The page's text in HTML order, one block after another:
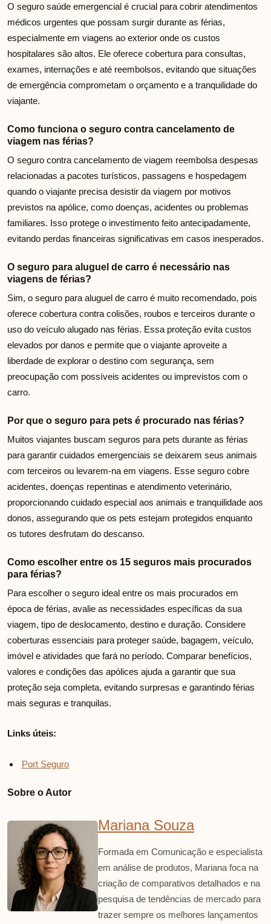
O seguro saúde emergencial é crucial para cobrir atendimentos
médicos urgentes que possam surgir durante as férias,
especialmente em viagens ao exterior onde os custos
hospitalares são altos. Ele oferece cobertura para consultas,
exames, internações e até reembolsos, evitando que situações
de emergência comprometam o orçamento e a tranquilidade do
viajante.
Como funciona o seguro contra cancelamento de
viagem nas férias?
O seguro contra cancelamento de viagem reembolsa despesas
relacionadas a pacotes turísticos, passagens e hospedagem
quando o viajante precisa desistir da viagem por motivos
previstos na apólice, como doenças, acidentes ou problemas
familiares. Isso protege o investimento feito antecipadamente,
evitando perdas financeiras significativas em casos inesperados.
O seguro para aluguel de carro é necessário nas
viagens de férias?
Sim, o seguro para aluguel de carro é muito recomendado, pois
oferece cobertura contra colisões, roubos e terceiros durante o
uso do veículo alugado nas férias. Essa proteção evita custos
elevados por danos e permite que o viajante aproveite a
liberdade de explorar o destino com segurança, sem
preocupação com possíveis acidentes ou imprevistos com o
carro.
Por que o seguro para pets é procurado nas férias?
Muitos viajantes buscam seguros para pets durante as férias
para garantir cuidados emergenciais se deixarem seus animais
com terceiros ou levarem-na em viagens. Esse seguro cobre
acidentes, doenças repentinas e atendimento veterinário,
proporcionando cuidado especial aos animais e tranquilidade aos
donos, assegurando que os pets estejam protegidos enquanto
os tutores desfrutam do descanso.
Como escolher entre os 15 seguros mais procurados
para férias?
Para escolher o seguro ideal entre os mais procurados em
época de férias, avalie as necessidades específicas da sua
viagem, tipo de deslocamento, destino e duração. Considere
coberturas essenciais para proteger saúde, bagagem, veículo,
imóvel e atividades que fará no período. Comparar benefícios,
valores e condições das apólices ajuda a garantir que sua
proteção seja completa, evitando surpresas e garantindo férias
mais seguras e tranquilas.
Links úteis:
Port Seguro
Sobre o Autor
Mariana Souza
Formada em Comunicação e especialista
em análise de produtos, Mariana foca na
criação de comparativos detalhados e na
pesquisa de tendências de mercado para
trazer sempre os melhores lançamentos